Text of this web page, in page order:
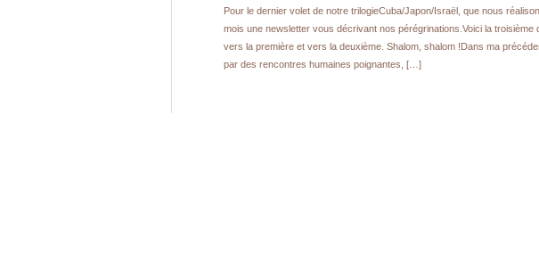
Pour le dernier volet de notre trilogieCuba/Japon/Israël, que nous
mois une newsletter vous décrivant nos pérégrinations.Voici la
vers la première et vers la deuxième. Shalom, shalom !Dans ma
par des rencontres humaines poignantes, […]